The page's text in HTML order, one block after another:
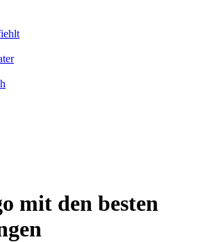
mit den besten